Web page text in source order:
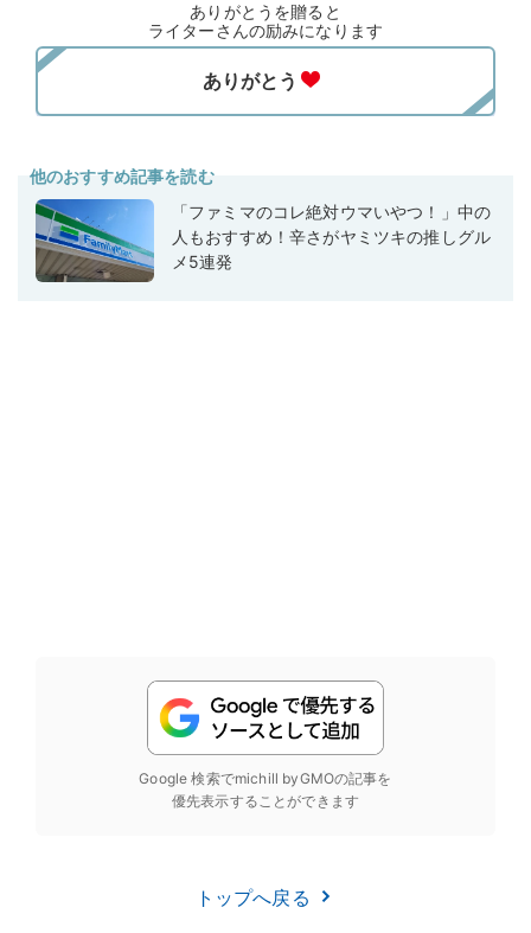
ありがとうを贈ると
ライターさんの励みになります
他のおすすめ記事を読む
「ファミマのコレ絶対ウマいやつ！」中の
人もおすすめ！辛さがヤミツキの推しグル
メ5連発
Google 検索でmichill byGMOの記事を
優先表示することができます
トップへ戻る